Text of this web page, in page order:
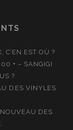
C’EN EST OÙ ?
+ – SANGIGI
?
DES VINYLES
DES